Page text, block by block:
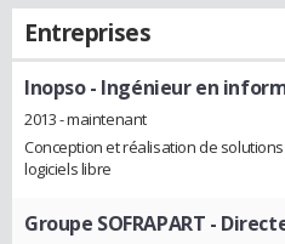
Entreprises
Inopso- Ingénieur en
2013 - maintenant
Conception et réalisation de
logiciels libre
Groupe SOFRAPART -